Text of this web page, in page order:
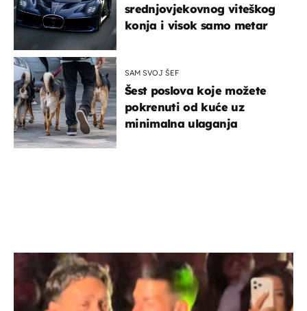
srednjovjekovnog viteškog
konja i visok samo metar
SAM SVOJ ŠEF
Šest poslova koje možete
pokrenuti od kuće uz
minimalna ulaganja